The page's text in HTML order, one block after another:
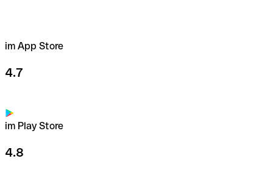
im App Store
4.7
im Play Store
4.8